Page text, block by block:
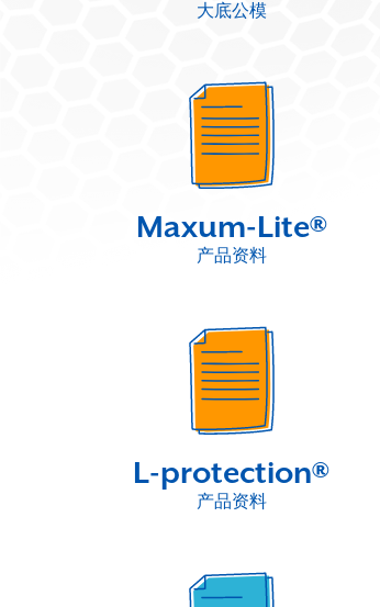
大底公模
Maxum-Lite®
产品资料
L-protection®
产品资料